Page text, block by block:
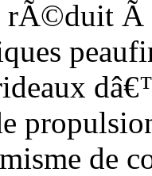
rÃ©duit
de